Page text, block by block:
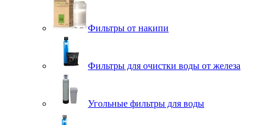
Фильтры от накипи
Фильтры для очистки воды от железа
Угольные фильтры для воды